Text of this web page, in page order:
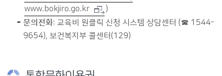
www.bokjiro.go.kr
)
문의전화: 교육비 원클릭 신청 시스템 상담센터 (☎ 1544-
9654), 보건복지부 콜센터(129)